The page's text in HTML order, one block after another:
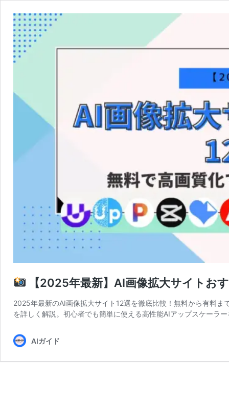
【2025年最新】AI画像拡大サイトお
2025年最新のAI画像拡大サイト12選を徹底比較！無料から有料
を詳しく解説。初心者でも簡単に使える高性能AIアップスケーラ
AIガイド